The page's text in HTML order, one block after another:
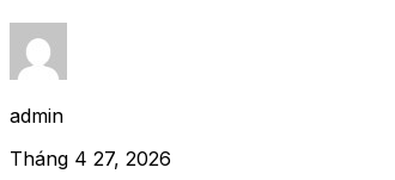
admin
Tháng 4 27, 2026